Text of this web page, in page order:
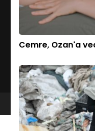
Cemre, Ozan'a